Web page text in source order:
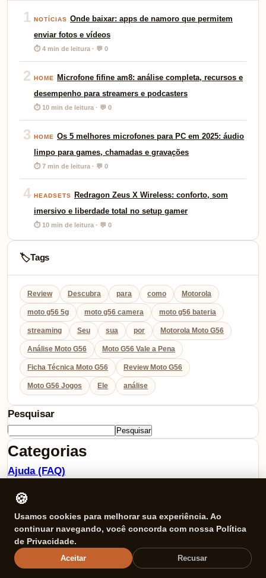
1 NOTÍCIAS Onde baixar: apps de namoro que permitem
enviar fotos e vídeos
⏱ 4 min de leitura · 💬 0
2 HOME
Microfone fifine am8: análise completa, recursos e
desempenho para streamers e podcasters
⏱ 10 min de leitura · 💬 0
3 HOME
Os 5 melhores microfones para PC em 2025: áudio
limpo para games, chamadas e gravações
⏱ 7 min de leitura · 💬 0
4 HEADSETS
Redragon Zeus X Wireless: conforto, som
imersivo e liberdade total no setup gamer
⏱ 10 min de leitura · 💬 0
🏷️Tags
Review Descubra para como Motorola
moto g56 5g moto g56 camera moto g56 bateria
streaming Seu sua por Motorola Moto G56
Análise Moto G56 Moto G56 Vale a Pena
Ficha Técnica Moto G56 Review Moto G56
Moto G56 Jogos Ele análise
Pesquisar
Pesquisar
Categorias
Ajuda (FAQ)
Comparativos
Cozinha
Eletrônicos
Ferramentas úteis
Fones de Ouvido
🍪
Usamos cookies para melhorar sua experiência. Ao
continuar navegando, você concorda com nossa Política
de Privacidade.
Aceitar Recusar